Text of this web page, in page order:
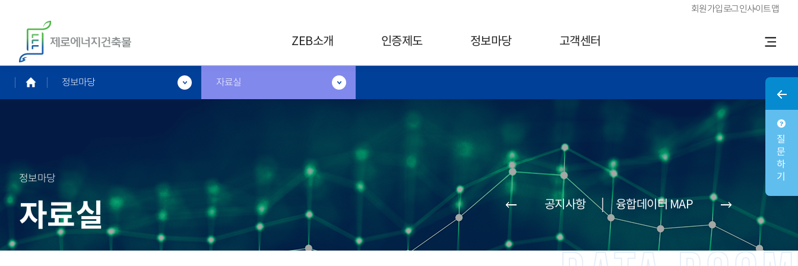
회원가입로그인사이트맵
ZEB소개 인증제도 정보마당 고객센터
정보마당 자료실
정보마당
자료실 공지사항 융합데이터 MAP
질문하기